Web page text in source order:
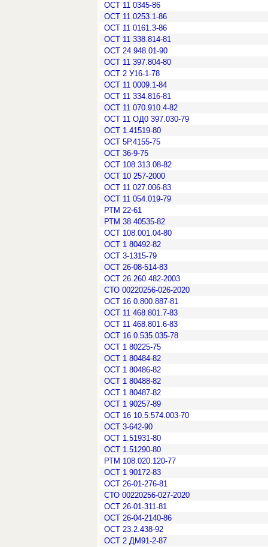
ОСТ 11 0345-86
ОСТ 11 0253.1-86
ОСТ 11 0161.3-86
ОСТ 11 338.814-81
ОСТ 24.948.01-90
ОСТ 11 397.804-80
ОСТ 2 У16-1-78
ОСТ 11 0009.1-84
ОСТ 11 334.816-81
ОСТ 11 070.910.4-82
ОСТ 11 ОД0 397.030-79
ОСТ 1.41519-80
ОСТ 5Р.4155-75
ОСТ 36-9-75
ОСТ 108.313.08-82
ОСТ 10 257-2000
ОСТ 11 027.006-83
ОСТ 11 054.019-79
РТМ 22-61
РТМ 38 40535-82
ОСТ 108.001.04-80
ОСТ 1 80492-82
ОСТ 3-1315-79
ОСТ 26-08-514-83
ОСТ 26.260.482-2003
СТО 00220256-026-2020
ОСТ 16 0.800.887-81
ОСТ 11 468.801.7-83
ОСТ 11 468.801.6-83
ОСТ 16 0.535.035-78
ОСТ 1 80225-75
ОСТ 1 80484-82
ОСТ 1 80486-82
ОСТ 1 80488-82
ОСТ 1 80487-82
ОСТ 1 90257-89
ОСТ 16 10.5.574.003-70
ОСТ 3-642-90
ОСТ 1.51931-80
ОСТ 1.51290-80
РТМ 108.020.120-77
ОСТ 1 90172-83
ОСТ 26-01-276-81
СТО 00220256-027-2020
ОСТ 26-01-311-81
ОСТ 26-04-2140-86
ОСТ 23.2.438-92
ОСТ 2 ДМ91-2-87